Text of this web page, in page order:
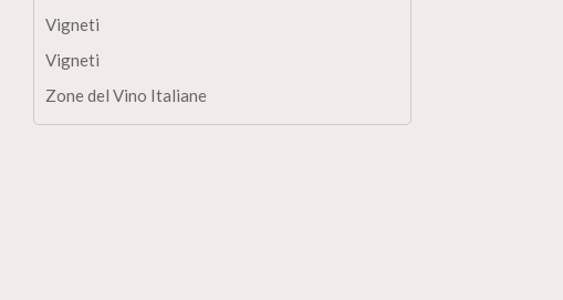
Vigneti
Vigneti
Zone del Vino Italiane